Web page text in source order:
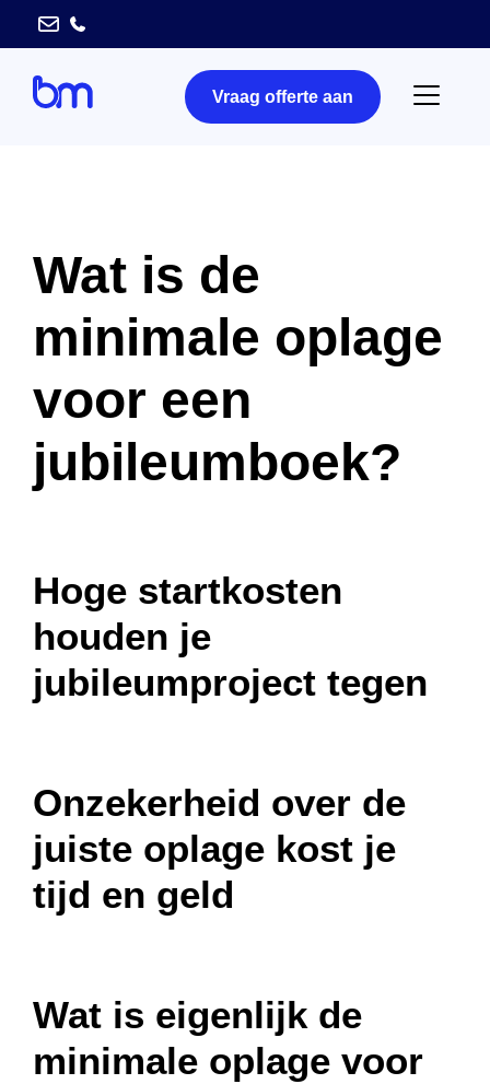
Vraag offerte aan
Wat is de
minimale oplage
voor een
jubileumboek?
Hoge startkosten
houden je
jubileumproject tegen
Onzekerheid over de
juiste oplage kost je
tijd en geld
Wat is eigenlijk de
minimale oplage voor